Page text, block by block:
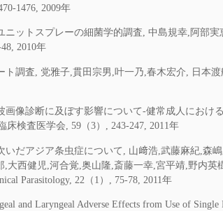
1476, 2009年
ニットスプレーの細菌学的調査, 中島規幸,阿部
2010年
調査, 党雅子,貫田宗男,叶一乃,春木宏介, 日本渡
画像診断に及ぼす影響について-健常成人におけ
検査医学会, 59（3）, 243-247, 2011年
いだアジア条虫症について, 山﨑浩,武藤麻紀,森
大西健児,河合覚,奥山隆,斎藤一幸,宮平靖,野内英
Parasitology, 22（1）, 75-78, 2011年
and Laryngeal Adverse Effects from Use of